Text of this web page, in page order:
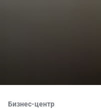
Бизнес-центр